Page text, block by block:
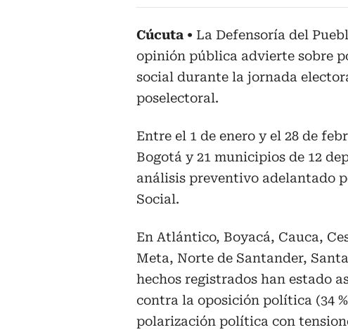
Cúcuta
La Defensoría del
opinión pública advierte sobre
social durante la jornada
poselectoral.
Entre el 1 de enero y el 28 de
Bogotá y 21 municipios de 12
análisis preventivo adelantado
Social.
En Atlántico, Boyacá, Cauca,
Meta, Norte de Santander,
hechos registrados han estado
contra la oposición política (34
polarización política con